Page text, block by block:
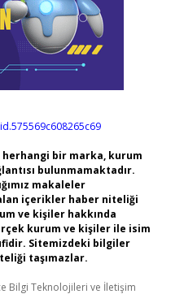
bir marka, kurum
bulunmamaktadır.
makaleler
içerikler haber niteliği
ve kişiler hakkında
kurum ve kişiler ile isim
Sitemizdeki bilgiler
taşımazlar.
Bilgi Teknolojileri ve İletişim